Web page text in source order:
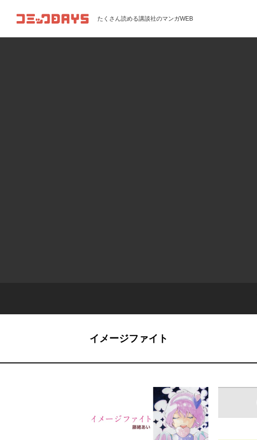
コミックDAYS たくさん読める講談社のマンガWEB
イメージファイト